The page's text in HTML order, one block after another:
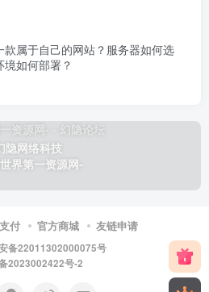
款属于自己的网站？服务器如何选
如何部署？
隐网络科技
界第一资源网-
付 官方商城 友链申请
备22011302000075号
2023002422号-2